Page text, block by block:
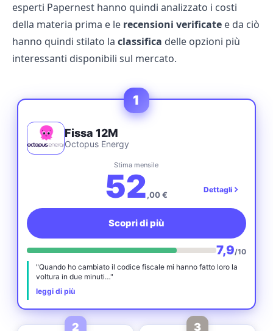
esperti Papernest hanno quindi analizzato i costi
della materia prima e le recensioni verificate e da ciò
hanno quindi stilato la classifica delle opzioni più
interessanti disponibili sul mercato.
1
Fissa 12M
Octopus Energy
Stima mensile
52,00 €
Dettagli
Scopri di più
7,9/10
"Quando ho cambiato il codice fiscale mi hanno fatto loro la
voltura in due minuti…"
leggi di più
2 3